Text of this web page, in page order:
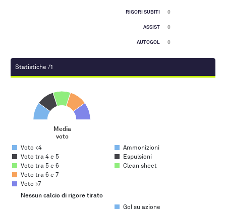
RIGORI SUBITI 0
ASSIST 0
AUTOGOL 0
Statistiche /1
Media voto
Pie chart with 5 slices.
Media
voto
End of interactive chart.
Voto <4
Voto tra 4 e 5
Voto tra 5 e 6
Voto tra 6 e 7
Voto >7
Ammonizioni
Espulsioni
Clean sheet
Nessun calcio di rigore tirato
Gol su azione